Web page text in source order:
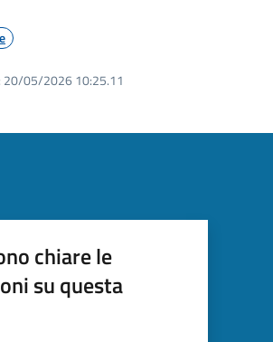
20/05/2026 10:25.11
chiare le
su questa